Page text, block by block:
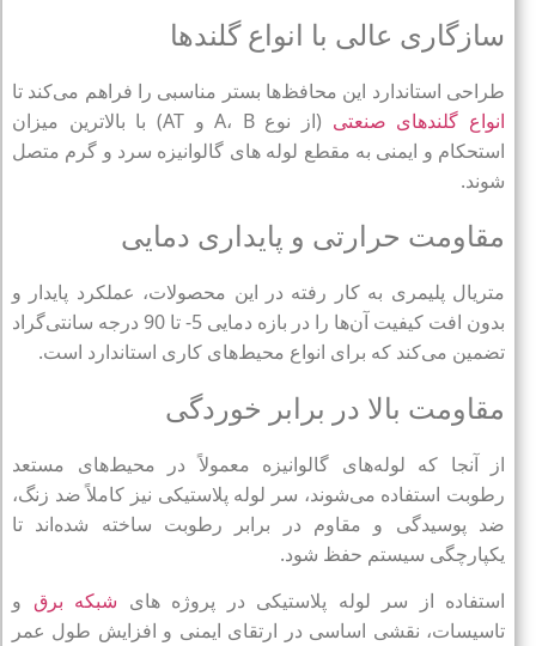
سازگاری عالی با انواع گلندها
طراحی استاندارد این محافظ‌ها بستر مناسبی را فراهم می‌کند تا
انواع گلندهای صنعتی
(از نوع A، B و AT) با بالاترین میزان
استحکام و ایمنی به مقطع لوله‌ های گالوانیزه سرد و گرم متصل
شوند.
مقاومت حرارتی و پایداری دمایی
متریال پلیمری به کار رفته در این محصولات، عملکرد پایدار و
بدون افت کیفیت آن‌ها را در بازه دمایی 5- تا 90 درجه سانتی‌گراد
تضمین می‌کند که برای انواع محیط‌های کاری استاندارد است.
مقاومت بالا در برابر خوردگی
از آنجا که لوله‌های گالوانیزه معمولاً در محیط‌های مستعد
رطوبت استفاده می‌شوند، سر لوله‌ پلاستیکی نیز کاملاً ضد زنگ،
ضد پوسیدگی و مقاوم در برابر رطوبت ساخته شده‌اند تا
یکپارچگی سیستم حفظ شود.
استفاده از سر لوله پلاستیکی در پروژه‌ های شبکه برق و
تاسیسات، نقشی اساسی در ارتقای ایمنی و افزایش طول عمر